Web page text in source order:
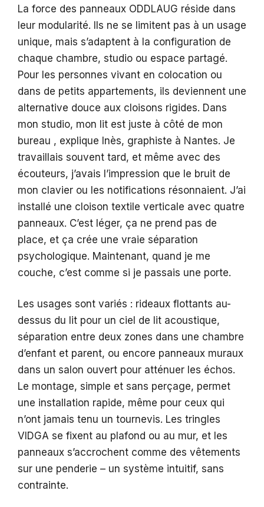
La force des panneaux ODDLAUG réside dans
leur modularité. Ils ne se limitent pas à un usage
unique, mais s’adaptent à la configuration de
chaque chambre, studio ou espace partagé.
Pour les personnes vivant en colocation ou
dans de petits appartements, ils deviennent une
alternative douce aux cloisons rigides. Dans
mon studio, mon lit est juste à côté de mon
bureau , explique Inès, graphiste à Nantes. Je
travaillais souvent tard, et même avec des
écouteurs, j’avais l’impression que le bruit de
mon clavier ou les notifications résonnaient. J’ai
installé une cloison textile verticale avec quatre
panneaux. C’est léger, ça ne prend pas de
place, et ça crée une vraie séparation
psychologique. Maintenant, quand je me
couche, c’est comme si je passais une porte.
Les usages sont variés : rideaux flottants au-
dessus du lit pour un ciel de lit acoustique,
séparation entre deux zones dans une chambre
d’enfant et parent, ou encore panneaux muraux
dans un salon ouvert pour atténuer les échos.
Le montage, simple et sans perçage, permet
une installation rapide, même pour ceux qui
n’ont jamais tenu un tournevis. Les tringles
VIDGA se fixent au plafond ou au mur, et les
panneaux s’accrochent comme des vêtements
sur une penderie – un système intuitif, sans
contrainte.